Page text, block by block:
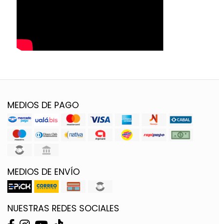
MEDIOS DE PAGO
MEDIOS DE ENVÍO
NUESTRAS REDES SOCIALES